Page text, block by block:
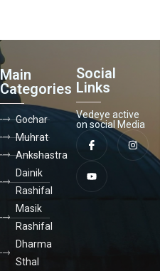
Main
Categories
Gochar
Muhrat
Ankshastra
Dainik
Rashifal
Masik
Rashifal
Dharma
Sthal
Social
Links
Vedeye active
on social Media